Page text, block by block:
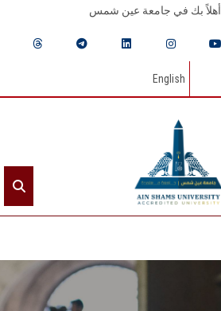
أهلاً بك في جامعة عين شمس
English
الرئيسيـة